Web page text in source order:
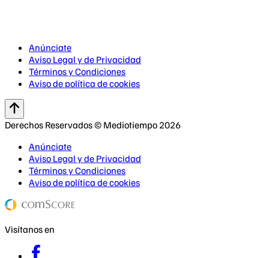
Anúnciate
Aviso Legal y de Privacidad
Términos y Condiciones
Aviso de política de cookies
Derechos Reservados © Mediotiempo 2026
Anúnciate
Aviso Legal y de Privacidad
Términos y Condiciones
Aviso de política de cookies
Visítanos en